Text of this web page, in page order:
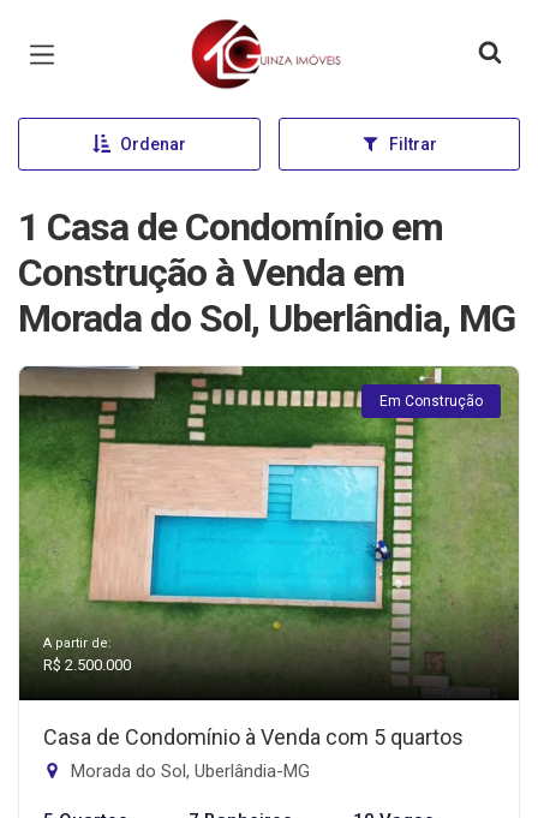
Página inicial
Ordenar Filtrar
1 Casa de Condomínio em
Construção à Venda em
Morada do Sol, Uberlândia, MG
Em Construção
A partir de:
R$ 2.500.000
Casa de Condomínio à Venda com 5 quartos
Morada do Sol, Uberlândia-MG